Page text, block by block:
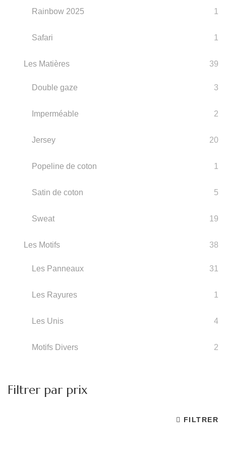
Rainbow 2025 1
Safari 1
Les Matières 39
Double gaze 3
Imperméable 2
Jersey 20
Popeline de coton 1
Satin de coton 5
Sweat 19
Les Motifs 38
Les Panneaux 31
Les Rayures 1
Les Unis 4
Motifs Divers 2
Filtrer par prix
FILTRER